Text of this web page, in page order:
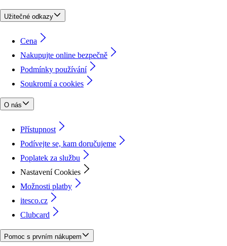
Užitečné odkazy
Cena
Nakupujte online bezpečně
Podmínky používání
Soukromí a cookies
O nás
Přístupnost
Podívejte se, kam doručujeme
Poplatek za službu
Nastavení Cookies
Možnosti platby
itesco.cz
Clubcard
Pomoc s prvním nákupem